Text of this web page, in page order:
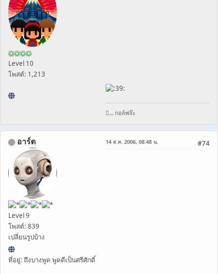
Level 10
โพสต์: 1,213
... กอล์ฟจ๊ะ
อาร์ต
Level 9
โพสต์: 839
เปลี่ยนรูปบ้าง
ที่อยู่: ถึงบางพูด พูดดีเป็นศรีศักดิ์
#74
14 ส.ค. 2006, 08:48 น.